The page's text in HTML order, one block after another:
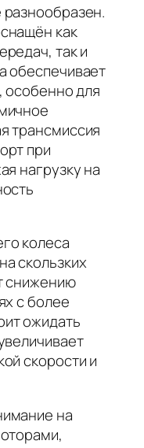
как
так и
обеспечивает
особенно для
трансмиссия
при
нагрузку на
колеса
скользких
снижению
с более
ожидать
скорости и
на